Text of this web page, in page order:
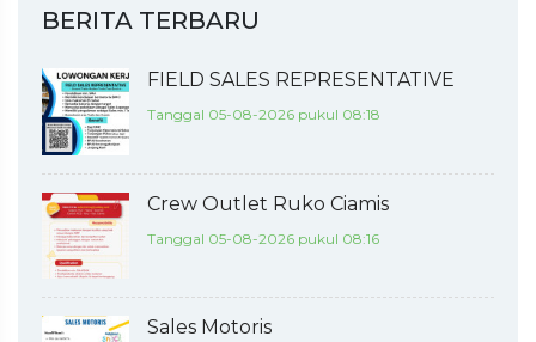
BERITA TERBARU
FIELD SALES REPRESENTATIVE
Tanggal 05-08-2026 pukul 08:18
Crew Outlet Ruko Ciamis
Tanggal 05-08-2026 pukul 08:16
Sales Motoris